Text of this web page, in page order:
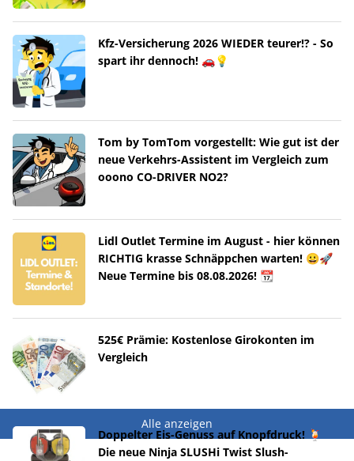
Kfz-Versicherung 2026 WIEDER teurer!? - So
spart ihr dennoch! 🚗💡
Tom by TomTom vorgestellt: Wie gut ist der
neue Verkehrs-Assistent im Vergleich zum
ooono CO-DRIVER NO2?
Lidl Outlet Termine im August - hier können
RICHTIG krasse Schnäppchen warten! 😀🚀
Neue Termine bis 08.08.2026! 📆
525€ Prämie: Kostenlose Girokonten im
Vergleich
Alle anzeigen
Doppelter Eis-Genuss auf Knopfdruck! 🍹
Die neue Ninja SLUSHi Twist Slush-